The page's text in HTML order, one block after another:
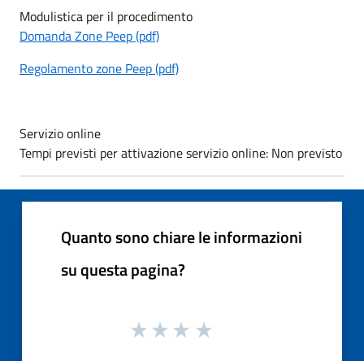
Modulistica per il procedimento
Domanda Zone Peep (pdf)
Regolamento zone Peep (pdf)
Servizio online
Tempi previsti per attivazione servizio online: Non previsto
Quanto sono chiare le informazioni
su questa pagina?